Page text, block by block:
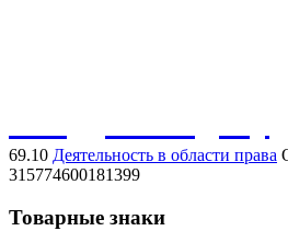
69.10 Деятельность в области права
315774600181399
Товарные знаки